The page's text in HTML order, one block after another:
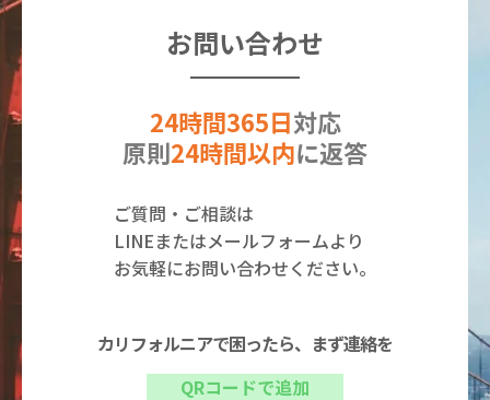
お問い合わせ
24時間365日対応
原則24時間以内に返答
ご質問・ご相談は
LINEまたはメールフォームより
お気軽にお問い合わせください。
カリフォルニアで困ったら、まず連絡を
QRコードで追加